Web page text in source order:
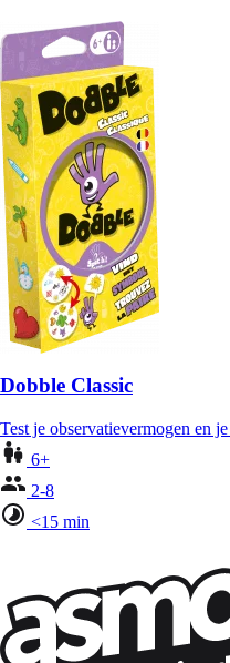
Dobble Classic
Test je observatievermogen en
6+
2-8
<15 min
Wil je nog